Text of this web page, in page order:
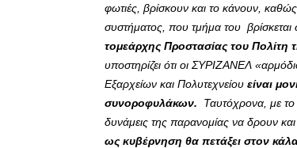
φωτιές, βρίσκουν και το κάνουν,
συστήματος, που τμήμα του βρίσκεται
τομεάρχης Προστασίας του Πολίτη
υποστηρίζει ότι οι ΣΥΡΙΖΑΝΕΛ
Εξαρχείων και Πολυτεχνείου είναι
συνοροφυλάκων. Ταυτόχρονα, με
δυνάμεις της παρανομίας να δρουν
ως κυβέρνηση θα πετάξει στον